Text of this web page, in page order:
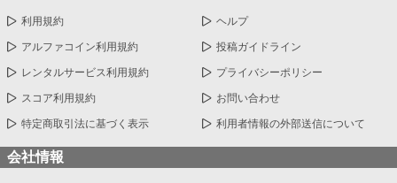
利用規約 ヘルプ
アルファコイン利用規約 投稿ガイドライン
レンタルサービス利用規約 プライバシーポリシー
スコア利用規約 お問い合わせ
特定商取引法に基づく表示 利用者情報の外部送信について
会社情報